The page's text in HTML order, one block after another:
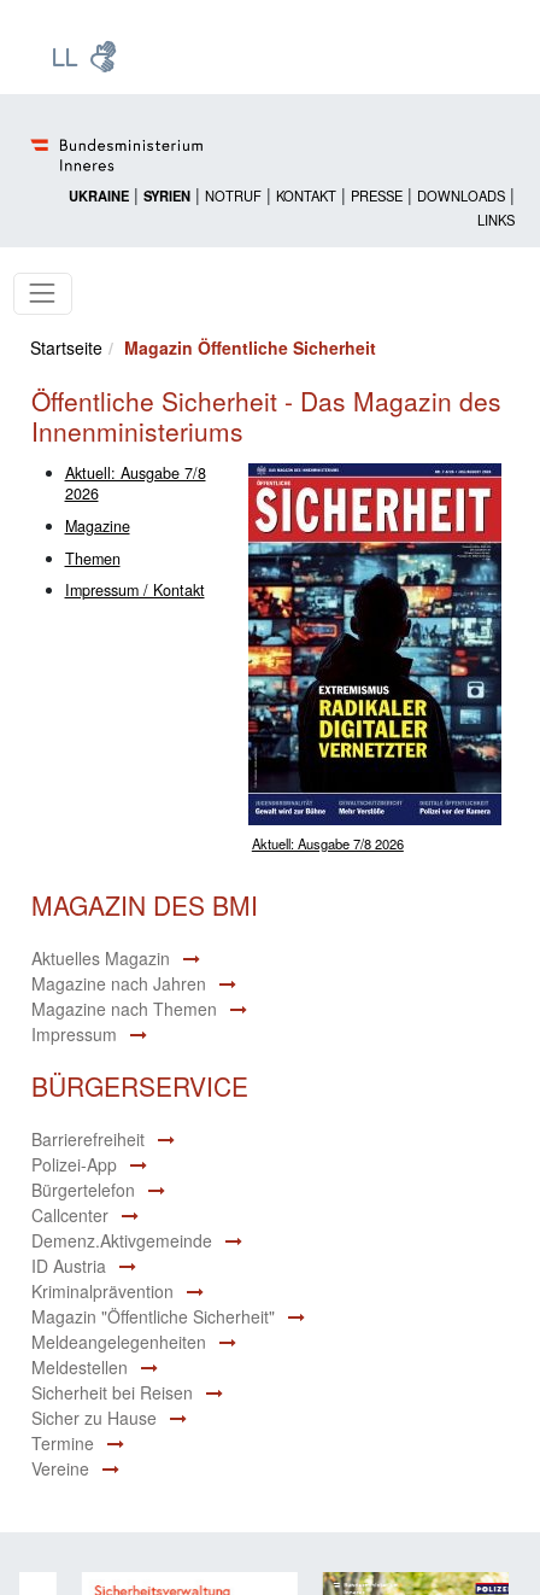
UKRAINE | SYRIEN | NOTRUF | KONTAKT | PRESSE | DOWNLOADS |
LINKS
Startseite Magazin Öffentliche Sicherheit
Öffentliche Sicherheit - Das Magazin des
Innenministeriums
Aktuell: Ausgabe 7/8 2026
Aktuell: Ausgabe 7/8
2026
Magazine
Themen
Impressum / Kontakt
MAGAZIN DES BMI
Aktuelles Magazin
Magazine nach Jahren
Magazine nach Themen
Impressum
BÜRGERSERVICE
Barrierefreiheit
Polizei-App
Bürgertelefon
Callcenter
Demenz.Aktivgemeinde
ID Austria
Kriminalprävention
Magazin "Öffentliche Sicherheit"
Meldeangelegenheiten
Meldestellen
Sicherheit bei Reisen
Sicher zu Hause
Termine
Vereine